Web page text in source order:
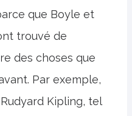
que Boyle et
trouvé de
des choses que
Par exemple,
Kipling, tel